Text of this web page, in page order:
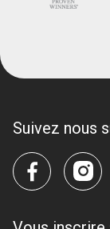
Suivez nous